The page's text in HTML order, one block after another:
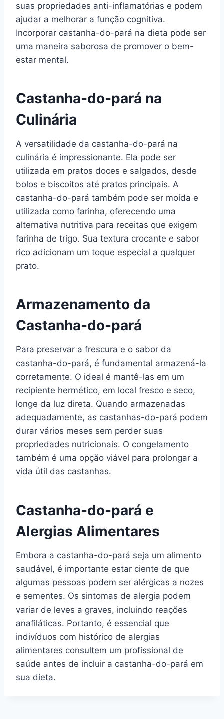
suas propriedades anti-inflamatórias e podem
ajudar a melhorar a função cognitiva.
Incorporar castanha-do-pará na dieta pode ser
uma maneira saborosa de promover o bem-
estar mental.
Castanha-do-pará na
Culinária
A versatilidade da castanha-do-pará na
culinária é impressionante. Ela pode ser
utilizada em pratos doces e salgados, desde
bolos e biscoitos até pratos principais. A
castanha-do-pará também pode ser moída e
utilizada como farinha, oferecendo uma
alternativa nutritiva para receitas que exigem
farinha de trigo. Sua textura crocante e sabor
rico adicionam um toque especial a qualquer
prato.
Armazenamento da
Castanha-do-pará
Para preservar a frescura e o sabor da
castanha-do-pará, é fundamental armazená-la
corretamente. O ideal é mantê-las em um
recipiente hermético, em local fresco e seco,
longe da luz direta. Quando armazenadas
adequadamente, as castanhas-do-pará podem
durar vários meses sem perder suas
propriedades nutricionais. O congelamento
também é uma opção viável para prolongar a
vida útil das castanhas.
Castanha-do-pará e
Alergias Alimentares
Embora a castanha-do-pará seja um alimento
saudável, é importante estar ciente de que
algumas pessoas podem ser alérgicas a nozes
e sementes. Os sintomas de alergia podem
variar de leves a graves, incluindo reações
anafiláticas. Portanto, é essencial que
indivíduos com histórico de alergias
alimentares consultem um profissional de
saúde antes de incluir a castanha-do-pará em
sua dieta.